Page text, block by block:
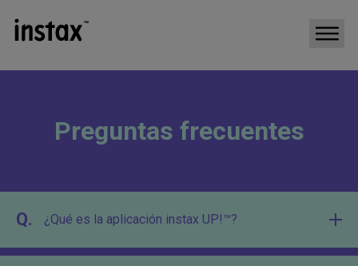
Preguntas frecuentes
Q. ¿Qué es la aplicación instax UP!™?